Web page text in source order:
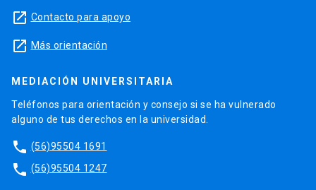
launch Contacto para apoyo
launch Más orientación
MEDIACIÓN UNIVERSITARIA
Teléfonos para orientación y consejo si se ha vulnerado
alguno de tus derechos en la universidad.
phone (56)95504 1691
phone (56)95504 1247